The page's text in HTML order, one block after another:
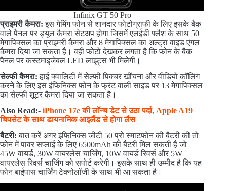
Infinix GT 50 Pro
प्राइमरी कैमरा:इस गेमिंग फोन से शानदार फोटोग्राफी के लिए इसके बैक
वाले पैनल पर ड्यूल कैमरा सेटअप होगा जिसमें एलईडी फ्लैश के साथ 50
मेगापिक्सल का प्राइमरी कैमरा और 8 मेगापिक्सल का अल्ट्रा वाइड एंगल
कैमरा दिया जा सकता है। वही फोटो देखकर लगता है कि फोन के बैक
पैनल पर कस्टमाइजेबल LED लाइट्स भी मिलेगी।
सेल्फी कैमरा: हाई क्वालिटी में सेल्फी पिक्चर खींचना और वीडियो कॉलिंग
करने के लिए इस इंफिनिक्स फोन के फ्रंट वाली साइड पर 13 मेगापिक्सल
का सेल्फी शूटर कैमरा दिया जा सकता है।
Also Read:- iPhone 17e की लॉन्च डेट से उठा पर्दा, Apple A19
चिपसेट के साथ डायनामिक आइलैंड से होगा लैस
बैटरी:बात करें अगर इंफिनिक्स जीटी 50 प्रो स्माटफोन की बैटरी की तो
फोन में पावर सप्लाई के लिए 6500mAh की बैटरी मिल सकती है जो
45W वायर्ड, 30W वायरलेस चार्जिंग, 10W वायर्ड रिवर्स और 5W
वायरलेस रिवर्स चार्जिंग को सपोर्ट करेगी। इसके साथ ही उम्मीद है कि यह
फोन बाईपास चार्जिंग टेक्नोलॉजी के साथ भी आ सकता है।